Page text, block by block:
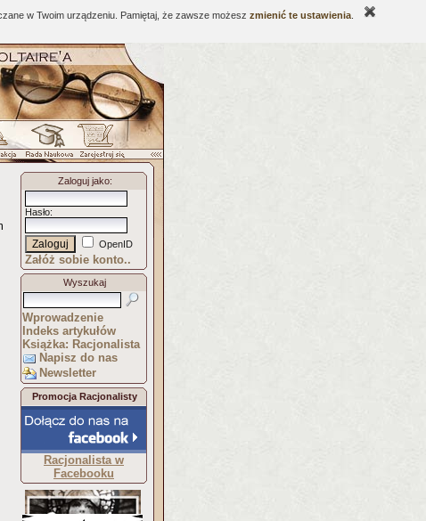
w Twoim urządzeniu. Pamiętaj, że zawsze możesz zmienić te ustawienia
Zaloguj jako:
Hasło:
OpenID
Załóż sobie konto..
Wyszukaj
Wprowadzenie
Indeks artykułów
Książka: Racjonalista
Napisz do nas
Newsletter
Promocja Racjonalisty
Racjonalista w
Facebooku